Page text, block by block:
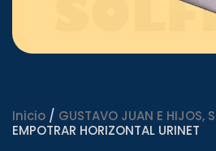
Inicio / GUSTAVO JUAN E HIJOS,
EMPOTRAR HORIZONTAL URINET